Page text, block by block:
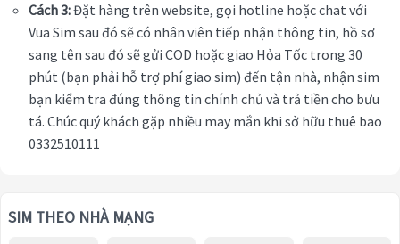
Cách 3:Đặt hàng trên website, gọi hotline hoặc chat với
Vua Sim sau đó sẽ có nhân viên tiếp nhận thông tin, hồ sơ
sang tên sau đó sẽ gửi COD hoặc giao Hỏa Tốc trong 30
phút (bạn phải hỗ trợ phí giao sim) đến tận nhà, nhận sim
bạn kiểm tra đúng thông tin chính chủ và trả tiền cho bưu
tá. Chúc quý khách gặp nhiều may mắn khi sở hữu thuê bao
0332510111
SIM THEO NHÀ MẠNG